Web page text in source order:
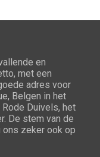
en
met een
adres voor
Belgen in het
Duivels, het
De stem van de
ons zeker ook op